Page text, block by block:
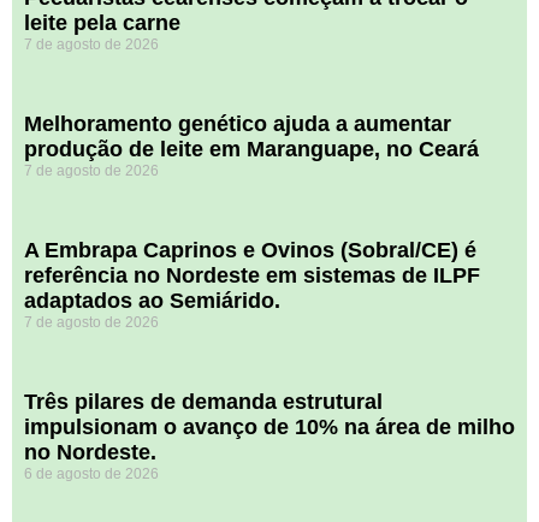
leite pela carne
7 de agosto de 2026
Melhoramento genético ajuda a aumentar
produção de leite em Maranguape, no Ceará
7 de agosto de 2026
A Embrapa Caprinos e Ovinos (Sobral/CE) é
referência no Nordeste em sistemas de ILPF
adaptados ao Semiárido.
7 de agosto de 2026
​Três pilares de demanda estrutural
impulsionam o avanço de 10% na área de milho
no Nordeste.
6 de agosto de 2026